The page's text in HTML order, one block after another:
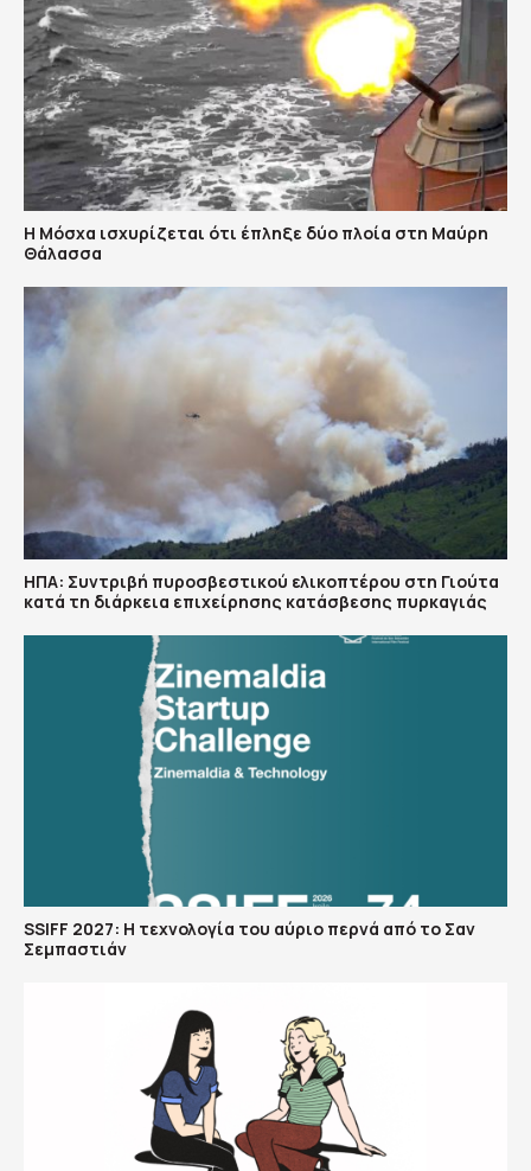
Η Μόσχα ισχυρίζεται ότι έπληξε δύο πλοία στη Μαύρη
Θάλασσα
ΗΠΑ: Συντριβή πυροσβεστικού ελικοπτέρου στη Γιούτα
κατά τη διάρκεια επιχείρησης κατάσβεσης πυρκαγιάς
SSIFF 2027: Η τεχνολογία του αύριο περνά από το Σαν
Σεμπαστιάν